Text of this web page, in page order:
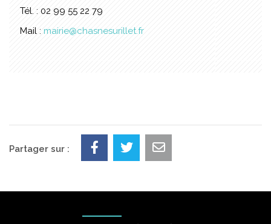
Tél. : 02 99 55 22 79
Mail : mairie@chasnesurillet.fr
Partager sur :